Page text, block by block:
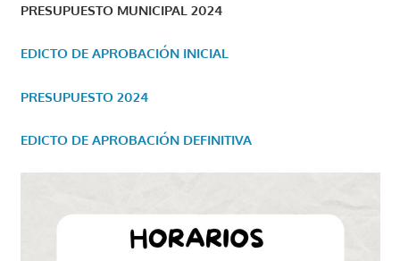
PRESUPUESTO MUNICIPAL 2024
EDICTO DE APROBACIÓN INICIAL
PRESUPUESTO 2024
EDICTO DE APROBACIÓN DEFINITIVA